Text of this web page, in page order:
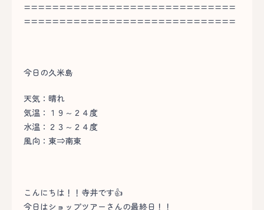
==============================
==============================
今日の久米島
天気：晴れ
気温：１９～２４度
水温：２３～２４度
風向：東⇒南東
こんにちは！！寺井です👍
今日はショップツアーさんの最終日！！